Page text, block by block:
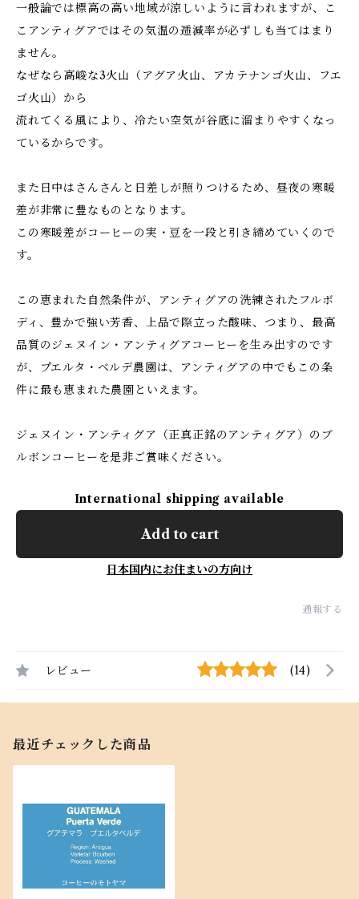
一般論では標高の高い地域が涼しいように言われますが、こ
こアンティグアではその気温の逓減率が必ずしも当てはまり
ません。
なぜなら高峻な3火山（アグア火山、アカテナンゴ火山、フエ
ゴ火山）から
流れてくる風により、冷たい空気が谷底に溜まりやすくなっ
ているからです。
また日中はさんさんと日差しが照りつけるため、昼夜の寒暖
差が非常に豊なものとなります。
この寒暖差がコーヒーの実・豆を一段と引き締めていくので
す。
この恵まれた自然条件が、アンティグアの洗練されたフルボ
ディ、豊かで強い芳香、上品で際立った酸味、つまり、最高
品質のジェヌイン・アンティグアコーヒーを生み出すのです
が、プエルタ・ベルデ農園は、アンティグアの中でもこの条
件に最も恵まれた農園といえます。
ジェヌイン・アンティグア（正真正銘のアンティグア）のブ
ルボンコーヒーを是非ご賞味ください。
International shipping available
Add to cart
日本国内にお住まいの方向け
通報する
レビュー (14)
最近チェックした商品